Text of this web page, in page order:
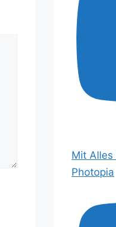
Mit Alles
Photopia